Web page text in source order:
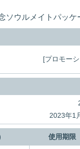
ソウルメイトパッケ
[プロモー
2023年1
使用期限